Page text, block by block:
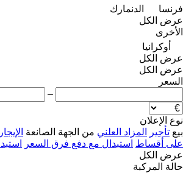
فرنسا
الدنمارك
عرض الكل
الأخرى
أوكرانيا
عرض الكل
عرض الكل
السعر
–
نوع الإعلان
بيع تأجير المزاد العلني من الجهة الصانعة
على أقساط استبدال مع دفع فرق السعر
عرض الكل
حالة المركبة